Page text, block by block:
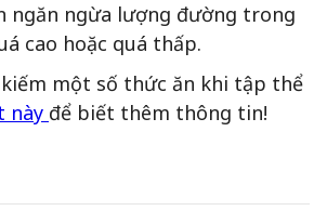
ngăn ngừa lượng đường trong
cao hoặc quá thấp.
kiếm một số thức ăn khi tập thể
này để biết thêm thông tin!